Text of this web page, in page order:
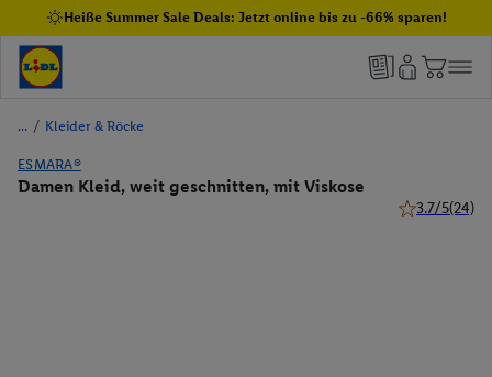
Heiße Summer Sale Deals: Jetzt online bis zu -66% sparen!
/ Kleider & Röcke
ESMARA®
Damen Kleid, weit geschnitten, mit Viskose
3.7/5(24)